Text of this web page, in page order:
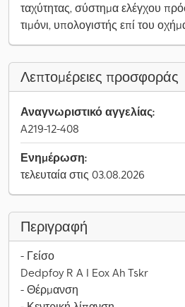
ταχύτητας, σύστημα ελέγχου
τιμόνι, υπολογιστής επί του
Λεπτομέρειες προσφοράς
Αναγνωριστικό αγγελίας:
A219-12-408
Ενημέρωση:
τελευταία στις 03.08.2026
Περιγραφή
- Γείσο
Dedpfoy R A I Eox Ah Tskr
- Θέρμανση